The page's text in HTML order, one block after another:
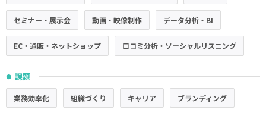
セミナー・展示会 動画・映像制作 データ分析・BI
EC・通販・ネットショップ 口コミ分析・ソーシャルリスニング
● 課題
業務効率化 組織づくり キャリア ブランディング